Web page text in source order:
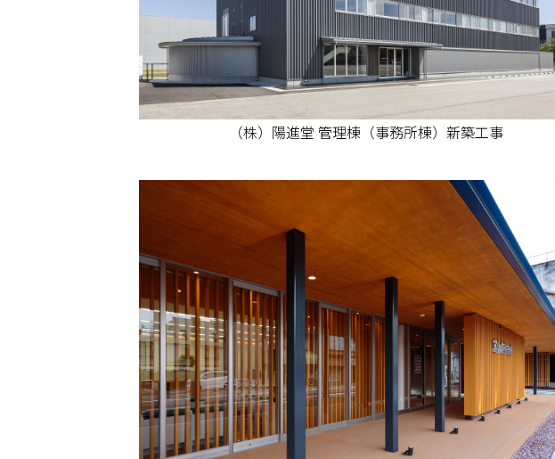
（株）陽進堂 管理棟（事務所棟）新築工事